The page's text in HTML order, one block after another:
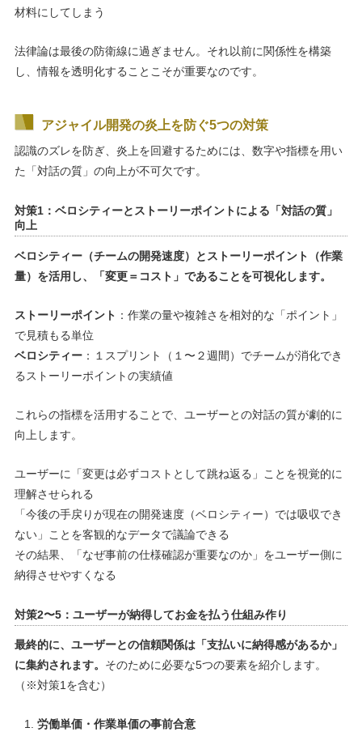
材料にしてしまう
法律論は最後の防衛線に過ぎません。それ以前に関係性を構築
し、情報を透明化することこそが重要なのです。
アジャイル開発の炎上を防ぐ5つの対策
認識のズレを防ぎ、炎上を回避するためには、数字や指標を用い
た「対話の質」の向上が不可欠です。
対策1：ベロシティーとストーリーポイントによる「対話の質」
向上
ベロシティー（チームの開発速度）とストーリーポイント（作業
量）を活用し、「変更＝コスト」であることを可視化します。
ストーリーポイント ：作業の量や複雑さを相対的な「ポイント」
で見積もる単位
ベロシティー：１スプリント（１〜２週間）でチームが消化でき
るストーリーポイントの実績値
これらの指標を活用することで、ユーザーとの対話の質が劇的に
向上します。
ユーザーに「変更は必ずコストとして跳ね返る」ことを視覚的に
理解させられる
「今後の手戻りが現在の開発速度（ベロシティー）では吸収でき
ない」ことを客観的なデータで議論できる
その結果、「なぜ事前の仕様確認が重要なのか」をユーザー側に
納得させやすくなる
対策2〜5：ユーザーが納得してお金を払う仕組み作り
最終的に、ユーザーとの信頼関係は「支払いに納得感があるか」
に集約されます。 そのために必要な5つの要素を紹介します。
（※対策1を含む）
労働単価・作業単価の事前合意